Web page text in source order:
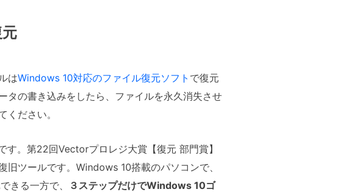
はWindows 10対応のファイル復元ソフト で復元
タの書き込みをしたら、ファイルを永久消失させ
ださい。
す。第22回Vectorプロレジ大賞【復元 部門賞】
ツールです。Windows 10搭載のパソコンで、
きる一方で、
３ステップだけでWindows 10ゴ